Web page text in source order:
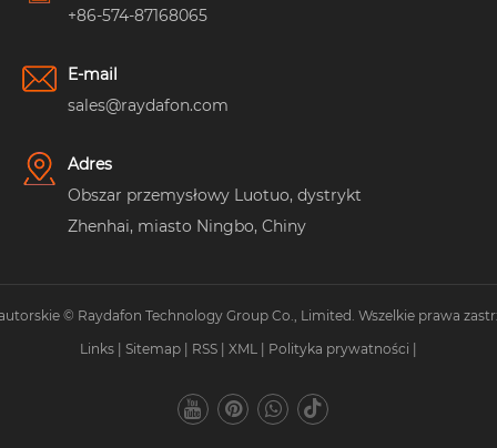
+86-574-87168065
E-mail
sales@raydafon.com
Adres
Obszar przemysłowy Luotuo, dystrykt
Zhenhai, miasto Ningbo, Chiny
© Raydafon Technology Group Co., Limited. Wszelkie prawa
Links
Sitemap RSS XML Polityka prywatności